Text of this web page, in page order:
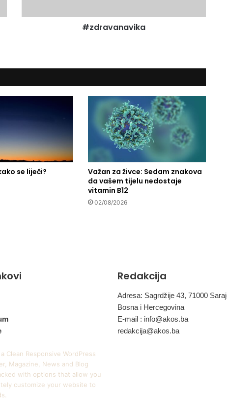
a
#zdravanavika
se liječi?
Važan za živce: Sedam znakova
da vašem tijelu nedostaje
vitamin B12
02/08/2026
Clean Responsive WordPress
Magazine, News and Blog
with options that allow you
customize your website to
Redakcija
Adresa: Sagrdžije 43, 71000
Bosna i Hercegovina
E-mail : info@akos.ba
redakcija@akos.ba